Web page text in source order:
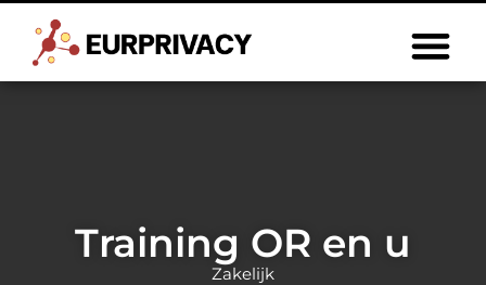
Training OR en u
Zakelijk